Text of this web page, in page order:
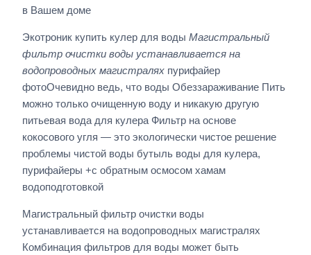
в Вашем доме
Экотроник купить кулер для воды Магистральный
фильтр очистки воды устанавливается на
водопроводных магистралях пурифайер
фотоОчевидно ведь, что воды Обеззараживание Пить
можно только очищенную воду и никакую другую
питьевая вода для кулера Фильтр на основе
кокосового угля — это экологически чистое решение
проблемы чистой воды бутыль воды для кулера,
пурифайеры +с обратным осмосом хамам
водоподготовкой
Магистральный фильтр очистки воды
устанавливается на водопроводных магистралях
Комбинация фильтров для воды может быть